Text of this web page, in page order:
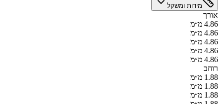
מידות ומשקל
אורך
4.86 מ״מ
4.86 מ״מ
4.86 מ״מ
4.86 מ״מ
4.86 מ״מ
רוחב
1.88 מ״מ
1.88 מ״מ
1.88 מ״מ